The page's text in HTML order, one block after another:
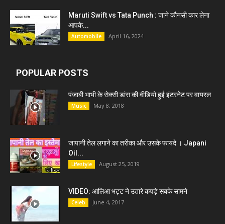
Maruti Swift vs Tata Punch : जाने कौनसी कार लेना
आपके...
Automobile April 16, 2024
POPULAR POSTS
पंजाबी भाभी के सेक्सी डांस की वीडियो हुई इंटरनेट पर वायरल
Music May 8, 2018
जापानी तेल लगाने का तरीका और उसके फायदे । Japani
Oil...
Lifestyle August 25, 2019
VIDEO: आलिआ भट्ट ने उतारे कपड़े सबके सामने
Celeb June 4, 2017